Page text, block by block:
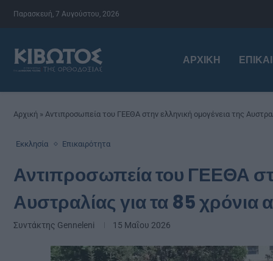
Παρασκευή, 7 Αυγούστου, 2026
ΑΡΧΙΚΉ
Αρχική » Αντιπροσωπεία του ΓΕΕΘΑ στην ελληνική ομογένεια της
Εκκλησία Επικαιρότητα
Αντιπροσωπεία του ΓΕΕΘΑ
Αυστραλίας για τα 85
Συντάκτης Genneleni 15 Μαΐου 2026